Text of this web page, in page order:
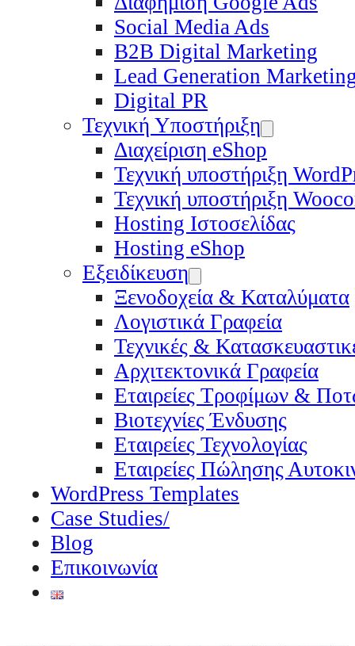
Social Media Ads
B2B Digital Marketing
Lead Generation
Digital PR
Τεχνική Υποστήριξη
Διαχείριση eShop
Τεχνική υποστήριξη
Τεχνική υποστήριξη
Hosting Ιστοσελίδας
Hosting eShop
Εξειδίκευση
Ξενοδοχεία & Καταλύματα
Λογιστικά Γραφεία
Τεχνικές &
Αρχιτεκτονικά Γραφεία
Εταιρείες Τροφίμων &
Βιοτεχνίες Ένδυσης
Εταιρείες Τεχνολογίας
Εταιρείες Πώλησης
WordPress Templates
Case Studies/
Blog
Επικοινωνία